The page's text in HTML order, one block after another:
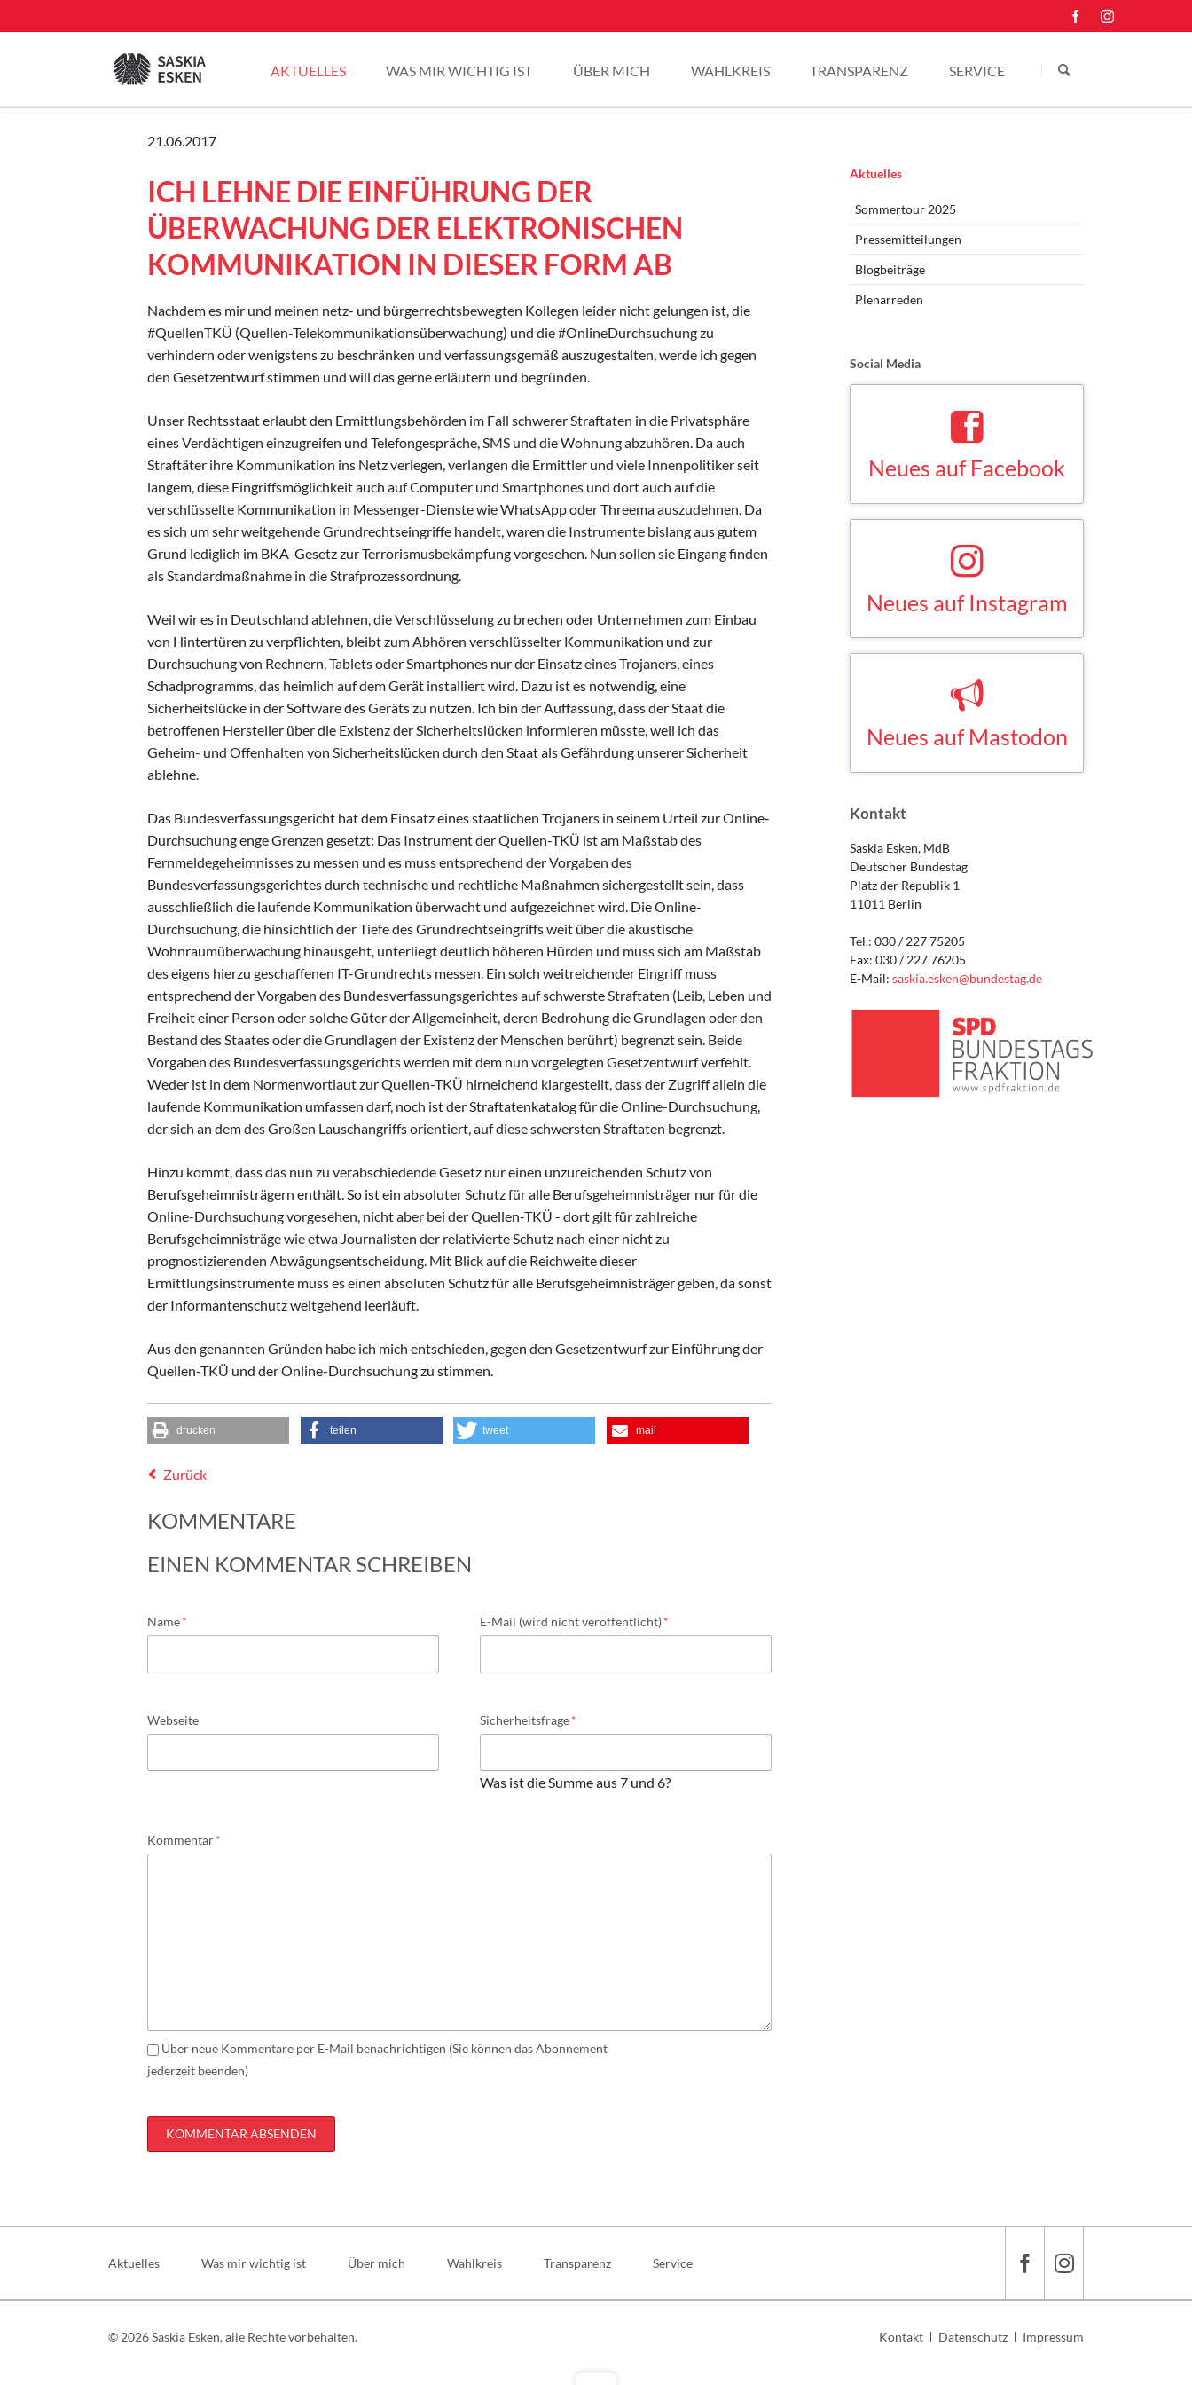
überspringen
AKTUELLES
Blogbeiträge
Plenarreden
WAS MIR WICHTIG IST ÜBER MICH WAHLKREIS TRANSPARENZ SERVICE
21.06.2017
ICH LEHNE DIE EINFÜHRUNG DER
ÜBERWACHUNG DER ELEKTRONISCHEN
KOMMUNIKATION IN DIESER FORM AB
Nachdem es mir und meinen netz- und bürgerrechtsbewegten Kollegen leider nicht gelungen ist, die
#QuellenTKÜ (Quellen-Telekommunikationsüberwachung) und die #OnlineDurchsuchung zu
verhindern oder wenigstens zu beschränken und verfassungsgemäß auszugestalten, werde ich gegen
den Gesetzentwurf stimmen und will das gerne erläutern und begründen.
Unser Rechtsstaat erlaubt den Ermittlungsbehörden im Fall schwerer Straftaten in die Privatsphäre
eines Verdächtigen einzugreifen und Telefongespräche, SMS und die Wohnung abzuhören. Da auch
Straftäter ihre Kommunikation ins Netz verlegen, verlangen die Ermittler und viele Innenpolitiker seit
langem, diese Eingriffsmöglichkeit auch auf Computer und Smartphones und dort auch auf die
verschlüsselte Kommunikation in Messenger-Dienste wie WhatsApp oder Threema auszudehnen. Da
es sich um sehr weitgehende Grundrechtseingriffe handelt, waren die Instrumente bislang aus gutem
Grund lediglich im BKA-Gesetz zur Terrorismusbekämpfung vorgesehen. Nun sollen sie Eingang finden
als Standardmaßnahme in die Strafprozessordnung.
Weil wir es in Deutschland ablehnen, die Verschlüsselung zu brechen oder Unternehmen zum Einbau
von Hintertüren zu verpflichten, bleibt zum Abhören verschlüsselter Kommunikation und zur
Durchsuchung von Rechnern, Tablets oder Smartphones nur der Einsatz eines Trojaners, eines
Schadprogramms, das heimlich auf dem Gerät installiert wird. Dazu ist es notwendig, eine
Sicherheitslücke in der Software des Geräts zu nutzen. Ich bin der Auffassung, dass der Staat die
betroffenen Hersteller über die Existenz der Sicherheitslücken informieren müsste, weil ich das
Geheim- und Offenhalten von Sicherheitslücken durch den Staat als Gefährdung unserer Sicherheit
ablehne.
Das Bundesverfassungsgericht hat dem Einsatz eines staatlichen Trojaners in seinem Urteil zur Online-
Durchsuchung enge Grenzen gesetzt: Das Instrument der Quellen-TKÜ ist am Maßstab des
Fernmeldegeheimnisses zu messen und es muss entsprechend der Vorgaben des
Bundesverfassungsgerichtes durch technische und rechtliche Maßnahmen sichergestellt sein, dass
ausschließlich die laufende Kommunikation überwacht und aufgezeichnet wird. Die Online-
Durchsuchung, die hinsichtlich der Tiefe des Grundrechtseingriffs weit über die akustische
Wohnraumüberwachung hinausgeht, unterliegt deutlich höheren Hürden und muss sich am Maßstab
des eigens hierzu geschaffenen IT-Grundrechts messen. Ein solch weitreichender Eingriff muss
entsprechend der Vorgaben des Bundesverfassungsgerichtes auf schwerste Straftaten (Leib, Leben und
Freiheit einer Person oder solche Güter der Allgemeinheit, deren Bedrohung die Grundlagen oder den
Bestand des Staates oder die Grundlagen der Existenz der Menschen berührt) begrenzt sein. Beide
Vorgaben des Bundesverfassungsgerichts werden mit dem nun vorgelegten Gesetzentwurf verfehlt.
Weder ist in dem Normenwortlaut zur Quellen-TKÜ hirneichend klargestellt, dass der Zugriff allein die
laufende Kommunikation umfassen darf, noch ist der Straftatenkatalog für die Online-Durchsuchung,
der sich an dem des Großen Lauschangriffs orientiert, auf diese schwersten Straftaten begrenzt.
Hinzu kommt, dass das nun zu verabschiedende Gesetz nur einen unzureichenden Schutz von
Berufsgeheimnisträgern enthält. So ist ein absoluter Schutz für alle Berufsgeheimnisträger nur für die
Online-Durchsuchung vorgesehen, nicht aber bei der Quellen-TKÜ - dort gilt für zahlreiche
Berufsgeheimnisträge wie etwa Journalisten der relativierte Schutz nach einer nicht zu
prognostizierenden Abwägungsentscheidung. Mit Blick auf die Reichweite dieser
Ermittlungsinstrumente muss es einen absoluten Schutz für alle Berufsgeheimnisträger geben, da sonst
der Informantenschutz weitgehend leerläuft.
Aus den genannten Gründen habe ich mich entschieden, gegen den Gesetzentwurf zur Einführung der
Quellen-TKÜ und der Online-Durchsuchung zu stimmen.
drucken teilen tweet mail
Zurück
KOMMENTARE
EINEN KOMMENTAR SCHREIBEN
Pflichtfeld
Name* Pflichtfeld
E-Mail (wird nicht veröffentlicht)*
Webseite Pflichtfeld
Sicherheitsfrage*
Was ist die Summe aus 7 und 6?
Pflichtfeld
Kommentar*
Über neue Kommentare per E-Mail benachrichtigen (Sie können das Abonnement
jederzeit beenden)
KOMMENTAR ABSENDEN
Navigation
Aktuelles
Sommertour 2025
Pressemitteilungen
Blogbeiträge
Plenarreden
Social Media
Neues auf Facebook
Saskia Esken bei Facebook
FACEBOOK
Neues auf Instagram
Saskia Esken bei Instagram
INSTAGRAM
Neues auf Mastodon
Saskia Esken bei Mastodon
MASTODON
Kontakt
Saskia Esken, MdB
Deutscher Bundestag
Platz der Republik 1
11011 Berlin
Tel.: 030 / 227 75205
Fax: 030 / 227 76205
E-Mail:saskia.esken@bundestag.de
Aktuelles Was mir wichtig ist Über mich Wahlkreis Transparenz Service
© 2026 Saskia Esken, alle Rechte vorbehalten.
Navigation
Kontakt Datenschutz Impressum